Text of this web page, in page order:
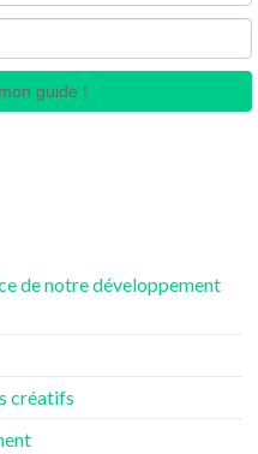
guide !
de notre développement
créatifs